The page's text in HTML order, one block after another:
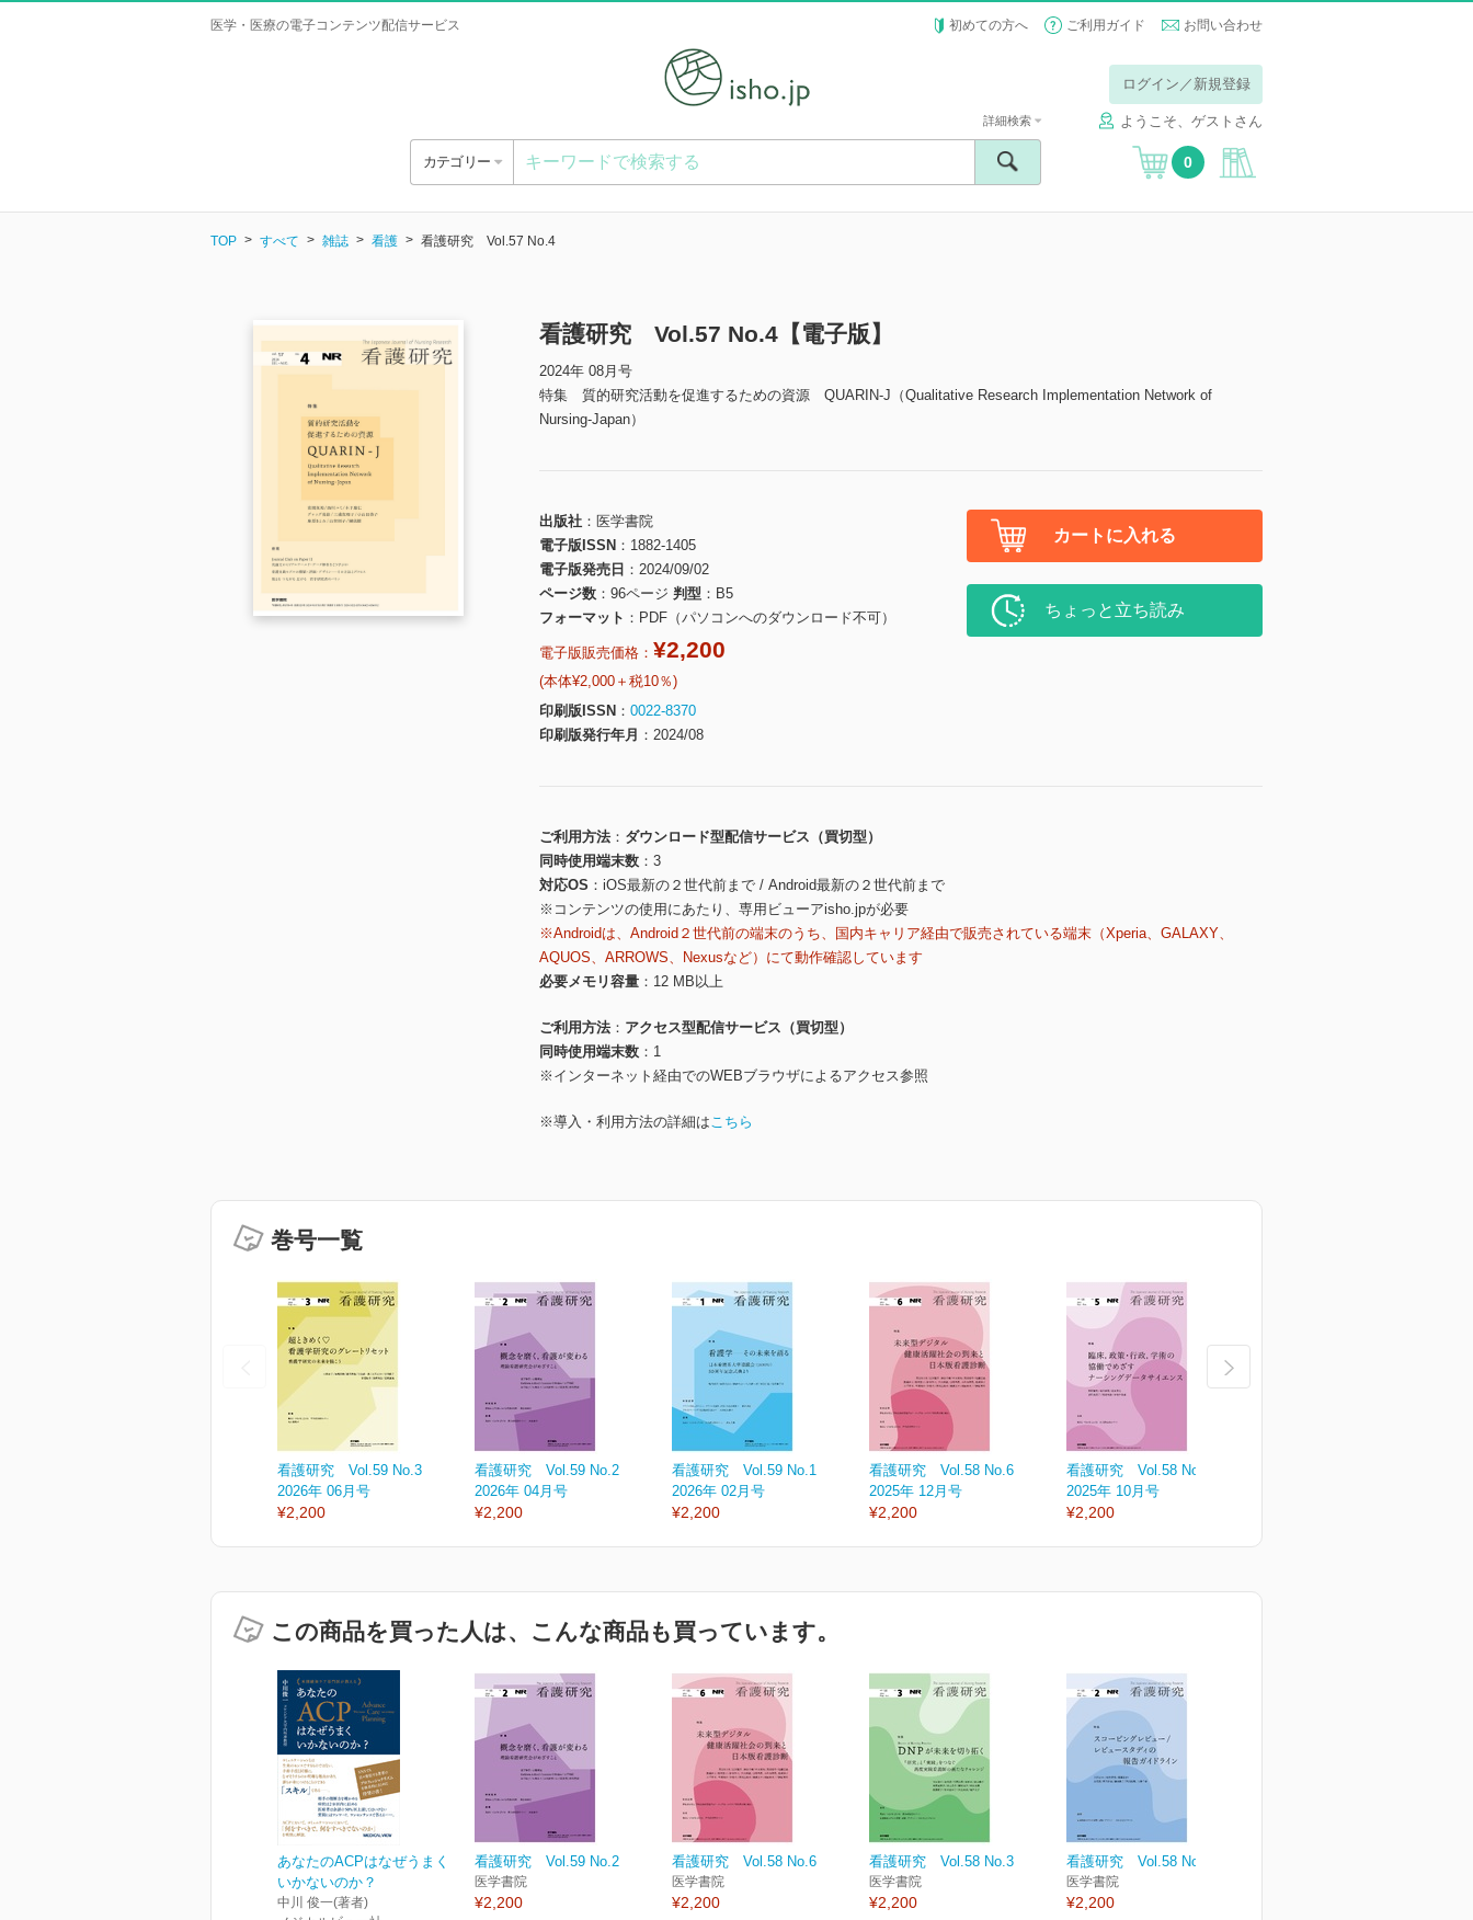
医学・医療の電子コンテンツ配信サービス 初めての方へ ご利用ガイド お問い合わせ
ログイン／新規登録
ようこそ、ゲストさん
カテゴリー
詳細検索
0
TOP すべて 雑誌 看護 看護研究 Vol.57 No.4
看護研究 Vol.57 No.4【電子版】
2024年 08月号
特集 質的研究活動を促進するための資源 QUARIN-J（Qualitative Research Implementation Network of
Nursing-Japan）
出版社
医学書院
電子版ISSN
1882-1405
電子版発売日
2024/09/02
ページ数
96ページ 判型
B5
フォーマット
PDF（パソコンへのダウンロード不可）
電子版販売価格： ¥2,200
(本体¥2,000＋税10％)
印刷版ISSN
0022-8370
印刷版発行年月
2024/08
カートに入れる
ちょっと立ち読み
ご利用方法
ダウンロード型配信サービス（買切型）
同時使用端末数
3
対応OS
iOS最新の２世代前まで / Android最新の２世代前まで
※コンテンツの使用にあたり、専用ビューアisho.jpが必要
※Androidは、Android２世代前の端末のうち、国内キャリア経由で販売されている端末（Xperia、GALAXY、
AQUOS、ARROWS、Nexusなど）にて動作確認しています
必要メモリ容量
12 MB以上
ご利用方法
アクセス型配信サービス（買切型）
同時使用端末数
1
※インターネット経由でのWEBブラウザによるアクセス参照
※導入・利用方法の詳細はこちら
巻号一覧
看護研究 Vol.59 No.3
2026年 06月号
¥2,200
看護研究 Vol.59 No.2
2026年 04月号
¥2,200
看護研究 Vol.59 No.1
2026年 02月号
¥2,200
看護研究 Vol.58 No.6
2025年 12月号
¥2,200
看護研究 Vol.58 No.5
2025年 10月号
¥2,200
この商品を買った人は、こんな商品も買っています。
あなたのACPはなぜうまく
いかないのか？
中川 俊一(著者)
看護研究 Vol.59 No.2
医学書院
¥2,200
看護研究 Vol.58 No.6
医学書院
¥2,200
看護研究 Vol.58 No.3
医学書院
¥2,200
看護研究 Vol.58 No.2
医学書院
¥2,200